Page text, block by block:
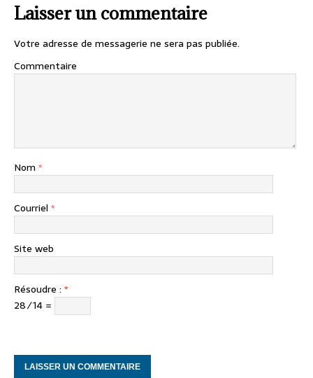
Laisser un commentaire
Votre adresse de messagerie ne sera pas publiée.
Commentaire
Nom *
Courriel *
Site web
Résoudre : *
28 ⁄ 14 =